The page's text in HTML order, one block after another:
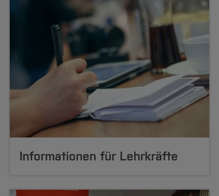
Informationen für Lehrkräfte